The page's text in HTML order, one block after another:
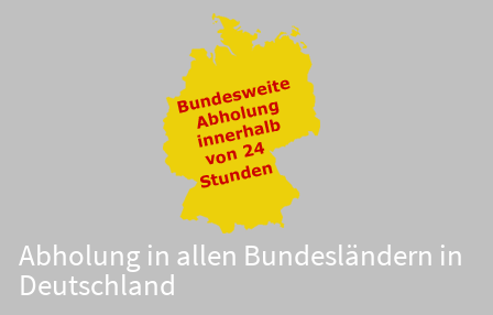
Abholung in allen Bundesländern in
Deutschland